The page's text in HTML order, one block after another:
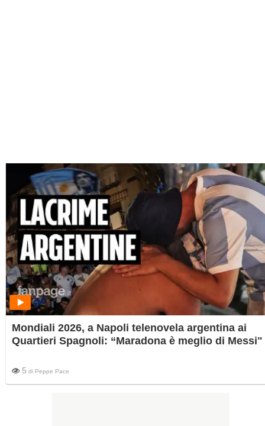
Mondiali 2026, a Napoli telenovela argentina ai
Quartieri Spagnoli: “Maradona è meglio di Messi"
5 di Peppe Pace